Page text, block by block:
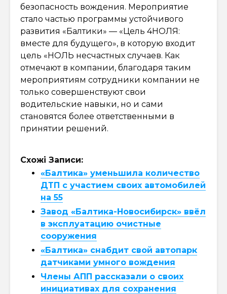
безопасность вождения. Мероприятие
стало частью программы устойчивого
развития «Балтики» — «Цель 4НОЛЯ:
вместе для будущего», в которую входит
цель «НОЛЬ несчастных случаев. Как
отмечают в компании, благодаря таким
мероприятиям сотрудники компании не
только совершенствуют свои
водительские навыки, но и сами
становятся более ответственными в
принятии решений.
Схожі Записи:
«Балтика» уменьшила количество
ДТП с участием своих автомобилей
на 55
Завод «Балтика-Новосибирск» ввёл
в эксплуатацию очистные
сооружения
«Балтика» снабдит свой автопарк
датчиками умного вождения
Члены АПП рассказали о своих
инициативах для сохранения